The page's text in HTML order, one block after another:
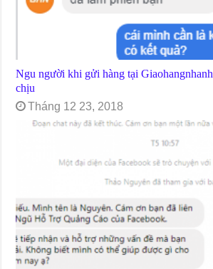
Ngu người khi gửi hàng tại
chịu
Tháng 12 23, 2018